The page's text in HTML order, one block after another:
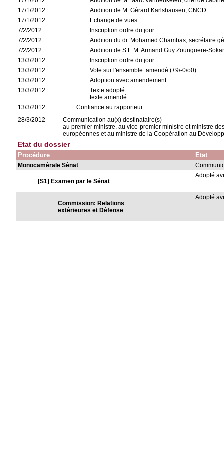
17/1/2012
Audition de M. Gérard Karlshausen, CNCD
17/1/2012
Echange de vues
7/2/2012
Inscription ordre du jour
7/2/2012
Audition du dr. Mohamed Chambas, secrétaire
7/2/2012
Audition de S.E.M. Armand Guy Zounguere-
13/3/2012
Inscription ordre du jour
13/3/2012
Vote sur l'ensemble: amendé (+9/-0/o0)
13/3/2012
Adoption avec amendement
13/3/2012
Texte adopté
texte amendé
13/3/2012
Confiance au rapporteur
28/3/2012
Communication au(x) destinataire(s)
au premier ministre, au vice-premier ministre et ministre
européennes et au ministre de la Coopération au
Etat du dossier
Procédure Etat
Monocamérale Sénat
[S1] Examen par le Sénat
Adopté
Commission: Relations
extérieures et Défense
Adopté